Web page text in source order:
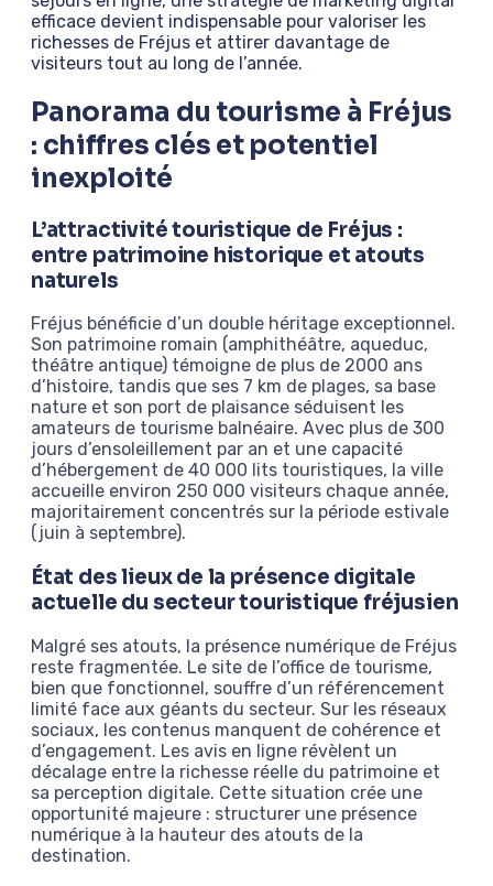
efficace devient indispensable pour valoriser les
richesses de Fréjus et attirer davantage de
visiteurs tout au long de l’année.
Panorama du tourisme à Fréjus
: chiffres clés et potentiel
inexploité
L’attractivité touristique de Fréjus :
entre patrimoine historique et atouts
naturels
Fréjus bénéficie d’un double héritage exceptionnel.
Son patrimoine romain (amphithéâtre, aqueduc,
théâtre antique) témoigne de plus de 2000 ans
d’histoire, tandis que ses 7 km de plages, sa base
nature et son port de plaisance séduisent les
amateurs de tourisme balnéaire. Avec plus de 300
jours d’ensoleillement par an et une capacité
d’hébergement de 40 000 lits touristiques, la ville
accueille environ 250 000 visiteurs chaque année,
majoritairement concentrés sur la période estivale
(juin à septembre).
État des lieux de la présence digitale
actuelle du secteur touristique fréjusien
Malgré ses atouts, la présence numérique de Fréjus
reste fragmentée. Le site de l’office de tourisme,
bien que fonctionnel, souffre d’un référencement
limité face aux géants du secteur. Sur les réseaux
sociaux, les contenus manquent de cohérence et
d’engagement. Les avis en ligne révèlent un
décalage entre la richesse réelle du patrimoine et
sa perception digitale. Cette situation crée une
opportunité majeure : structurer une présence
numérique à la hauteur des atouts de la
destination.